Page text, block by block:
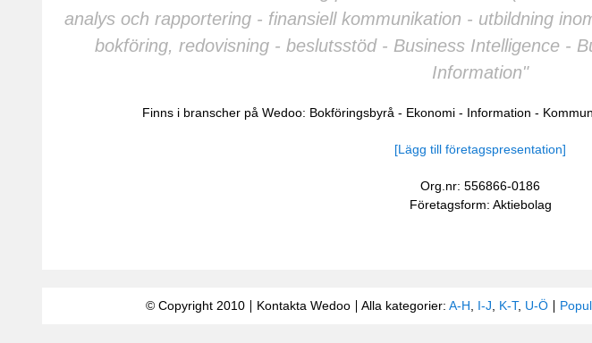
analys och rapportering - finansiell kommunikation - utbildning
bokföring, redovisning - beslutsstöd - Business Intelligence -
Information"
Finns i branscher på Wedoo: Bokföringsbyrå - Ekonomi- Information -
[Lägg till företagspresentation]
Org.nr: 556866-0186
Företagsform: Aktiebolag
© Copyright 2010 Kontakta Wedoo Alla kategorier: A-H I-J K-T, U-Ö